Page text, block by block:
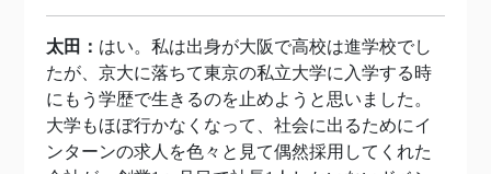
太田： はい。私は出身が大阪で高校は進学校でし
たが、京大に落ちて東京の私立大学に入学する時
にもう学歴で生きるのを止めようと思いました。
大学もほぼ行かなくなって、社会に出るためにイ
ンターンの求人を色々と見て偶然採用してくれた